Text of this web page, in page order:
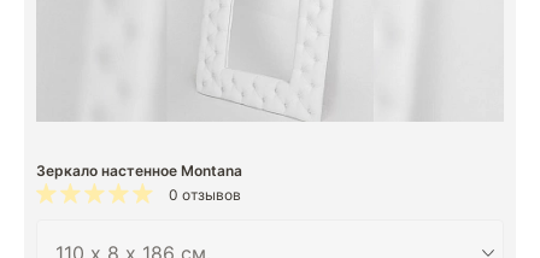
Зеркало настенное Montana
0 отзывов